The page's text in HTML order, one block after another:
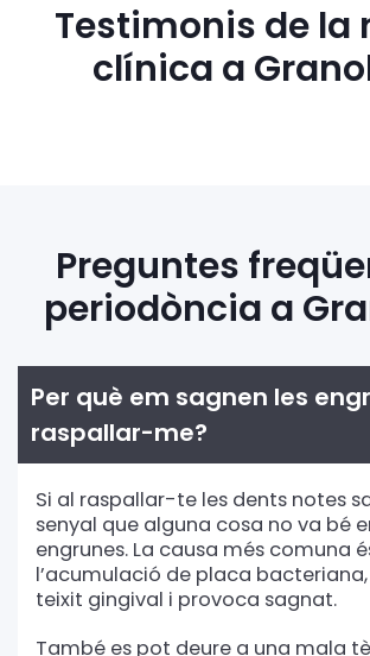
Testimonis de la
clínica a
Preguntes
periodòncia a
Per què em sagnen les
raspallar-me?
Si al raspallar-te les dents notes
senyal que alguna cosa no va bé
engrunes. La causa més comuna
l’acumulació de placa
teixit gingival i provoca sagnat.
També es pot deure a una mala